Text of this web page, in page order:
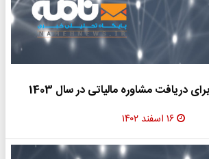
دریافت مشاوره مالیاتی در سال 1403
۱۶ اسفند ۱۴۰۲